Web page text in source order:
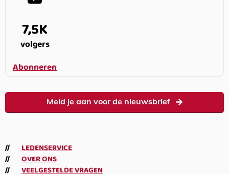
7,5K
volgers
Abonneren
Meld je aan voor de nieuwsbrief
LEDENSERVICE
OVER ONS
VEELGESTELDE VRAGEN